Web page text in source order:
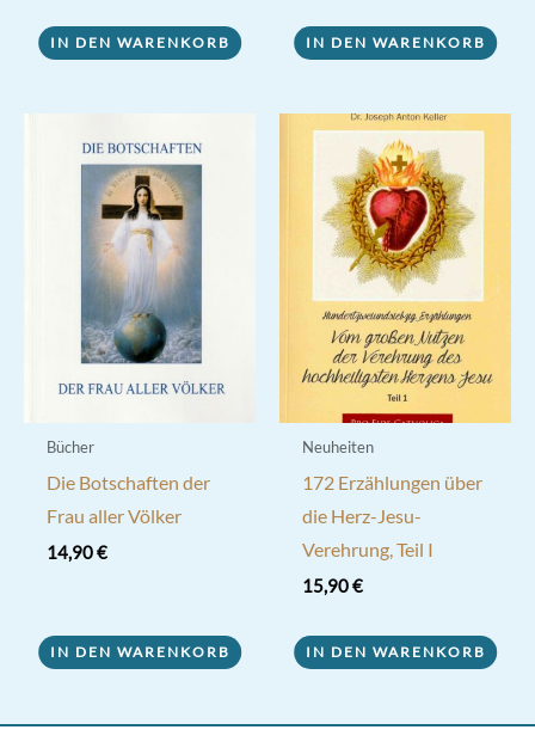
IN DEN WARENKORB
25,00 €22,00 €.
IN DEN WARENKORB
Bücher
Die Botschaften der
Frau aller Völker
14,90€
IN DEN WARENKORB
Neuheiten
172 Erzählungen über
die Herz-Jesu-
Verehrung, Teil I
15,90€
IN DEN WARENKORB